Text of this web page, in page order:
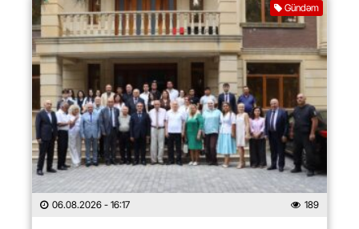
Gündəm
06.08.2026 - 16:17 189